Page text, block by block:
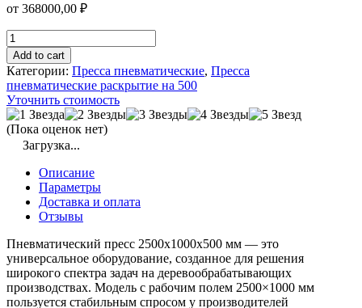
от 368000,00 ₽
Пресс
пневматический
(2000Х1000Х500)
мм
quantity
Add to cart
Категории: Пресса пневматические, Пресса
пневматические раскрытие на 500
Уточнить стоимость
(Пока оценок нет)
Загрузка...
Описание
Параметры
Доставка и оплата
Отзывы
Пневматический пресс 2500x1000x500 мм — это
универсальное оборудование, созданное для решения
широкого спектра задач на деревообрабатывающих
производствах. Модель с рабочим полем 2500×1000 мм
пользуется стабильным спросом у производителей